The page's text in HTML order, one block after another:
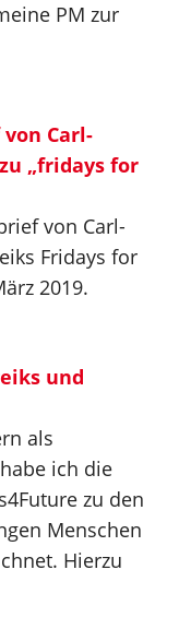
PM zur
Carl-
„fridays for
von Carl-
Fridays for
2019.
und
als
ich die
zu den
Menschen
Hierzu